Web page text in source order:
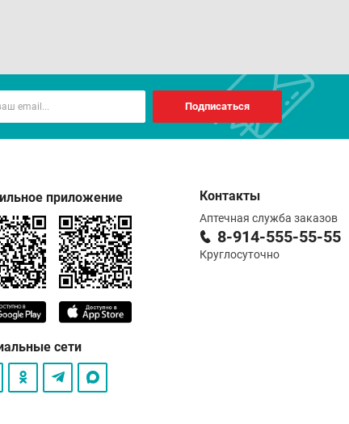
Подписаться
приложение
сети
Контакты
Аптечная служба заказов
8-914-555-55-55
Круглосуточно